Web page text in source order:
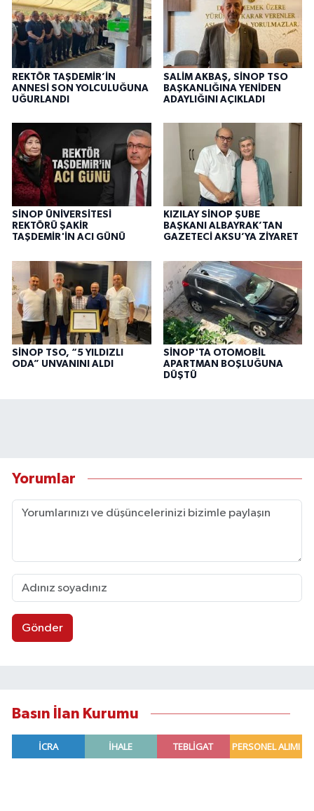
REKTÖR TAŞDEMİR’İN
ANNESİ SON YOLCULUĞUNA
UĞURLANDI
SALİM AKBAŞ, SİNOP TSO
BAŞKANLIĞINA YENİDEN
ADAYLIĞINI AÇIKLADI
SİNOP ÜNİVERSİTESİ
REKTÖRÜ ŞAKİR
TAŞDEMİR'İN ACI GÜNÜ
KIZILAY SİNOP ŞUBE
BAŞKANI ALBAYRAK’TAN
GAZETECİ AKSU’YA ZİYARET
SİNOP TSO, “5 YILDIZLI
ODA” UNVANINI ALDI
SİNOP'TA OTOMOBİL
APARTMAN BOŞLUĞUNA
DÜŞTÜ
Yorumlar
Gönder
Basın İlan Kurumu